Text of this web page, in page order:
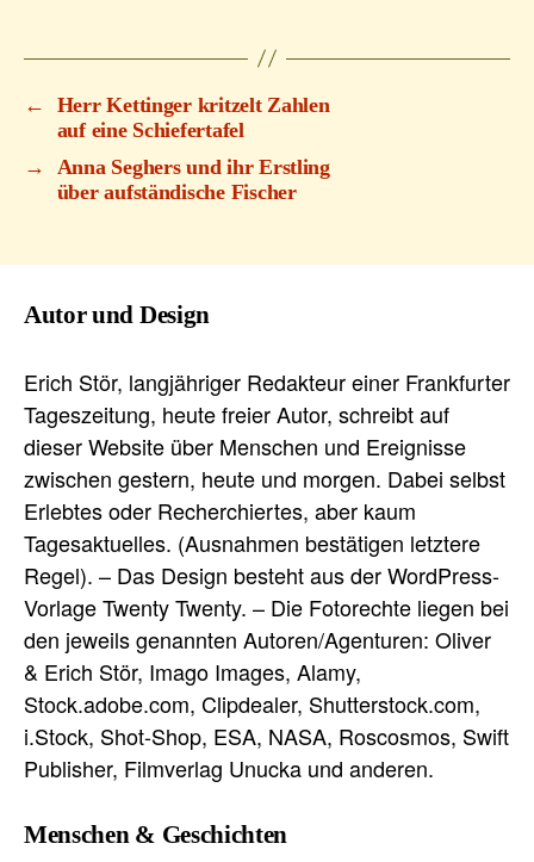
←
Herr Kettinger kritzelt Zahlen
auf eine Schiefertafel
→
Anna Seghers und ihr Erstling
über aufständische Fischer
Autor und Design
Erich Stör, langjähriger Redakteur einer Frankfurter
Tageszeitung, heute freier Autor, schreibt auf
dieser Website über Menschen und Ereignisse
zwischen gestern, heute und morgen. Dabei selbst
Erlebtes oder Recherchiertes, aber kaum
Tagesaktuelles. (Ausnahmen bestätigen letztere
Regel). – Das Design besteht aus der WordPress-
Vorlage Twenty Twenty. – Die Fotorechte liegen bei
den jeweils genannten Autoren/Agenturen: Oliver
& Erich Stör, Imago Images, Alamy,
Stock.adobe.com, Clipdealer, Shutterstock.com,
i.Stock, Shot-Shop, ESA, NASA, Roscosmos, Swift
Publisher, Filmverlag Unucka und anderen.
Menschen & Geschichten